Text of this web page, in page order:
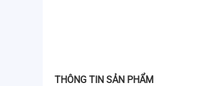
THÔNG TIN SẢN PHẨM